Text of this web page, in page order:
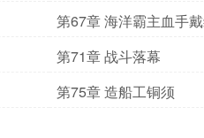
第67章 海洋霸主血手
第71章 战斗落幕
第75章 造船工铜须